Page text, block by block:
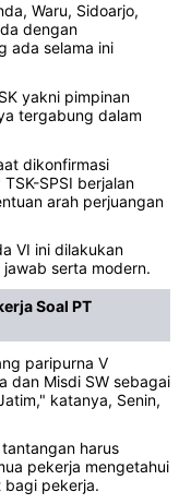
Waru, Sidoarjo,
dengan
ada selama ini
yakni pimpinan
tergabung dalam
dikonfirmasi
SPSI berjalan
arah perjuangan
VI ini dilakukan
serta modern.
Soal PT
paripurna V
dan Misdi SW sebagai
katanya, Senin,
harus
pekerja mengetahui
bagi pekerja.